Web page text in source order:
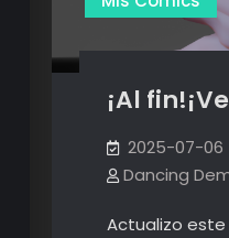
¡Al
2025-07-06
Dancing
Actualizo